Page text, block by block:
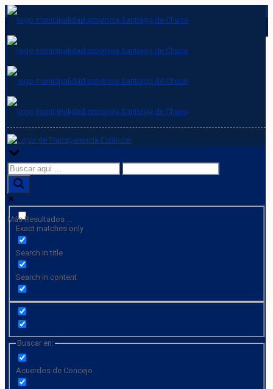
Más Resultados ...
Exact matches only
Search in title
Search in content
Buscar en:
Acuerdos de Concejo